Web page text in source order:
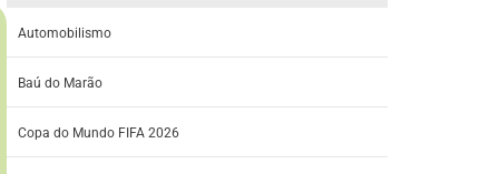
Automobilismo
Baú do Marão
Copa do Mundo FIFA 2026